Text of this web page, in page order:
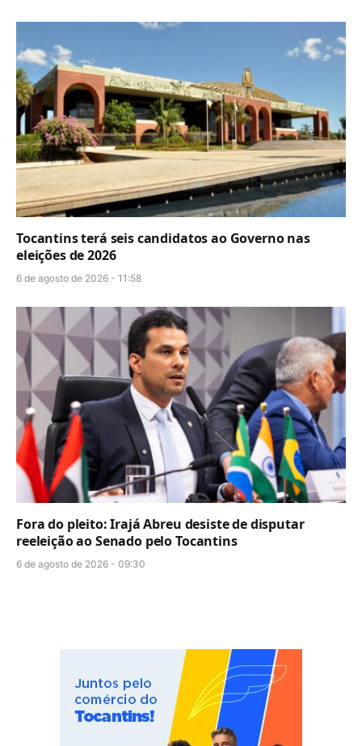
Tocantins terá seis candidatos ao Governo nas
eleições de 2026
6 de agosto de 2026 - 11:58
Fora do pleito: Irajá Abreu desiste de disputar
reeleição ao Senado pelo Tocantins
6 de agosto de 2026 - 09:30